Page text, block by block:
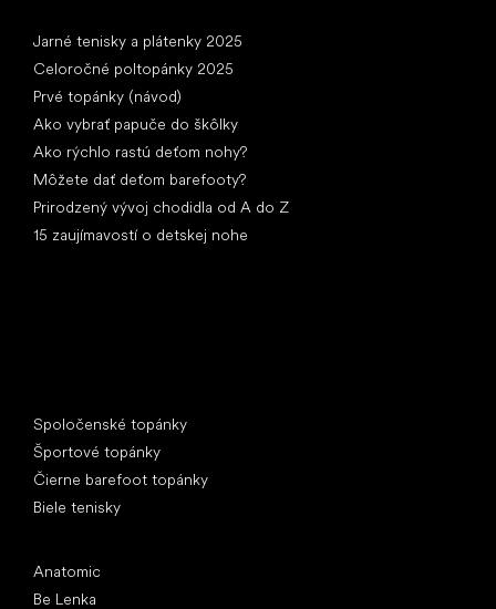
Jarné tenisky a plátenky 2025
Celoročné poltopánky 2025
Prvé topánky (návod)
Ako vybrať papuče do škôlky
Ako rýchlo rastú deťom nohy?
Môžete dať deťom barefooty?
Prirodzený vývoj chodidla od A do Z
15 zaujímavostí o detskej nohe
Spoločenské topánky
Športové topánky
Čierne barefoot topánky
Biele tenisky
Anatomic
Be Lenka